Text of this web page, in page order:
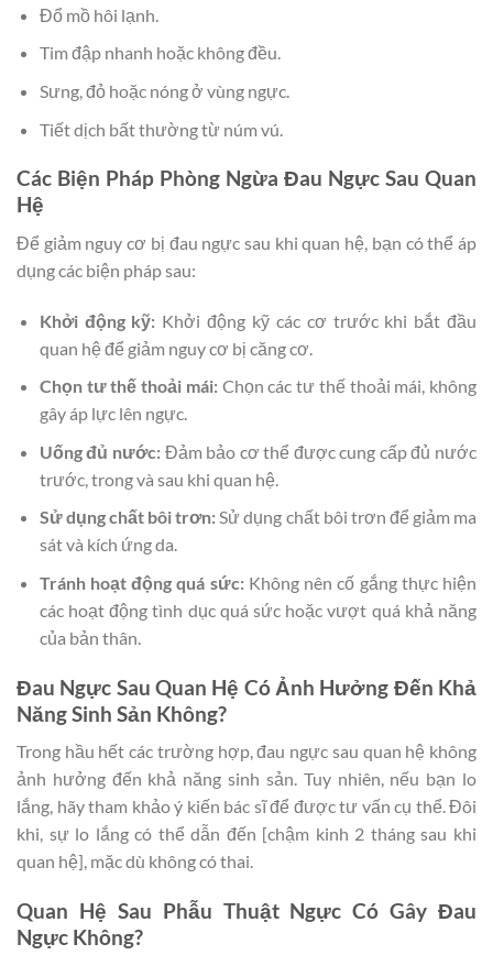
Đổ mồ hôi lạnh.
Tim đập nhanh hoặc không đều.
Sưng, đỏ hoặc nóng ở vùng ngực.
Tiết dịch bất thường từ núm vú.
Các Biện Pháp Phòng Ngừa Đau Ngực Sau Quan
Hệ
Để giảm nguy cơ bị đau ngực sau khi quan hệ, bạn có thể áp
dụng các biện pháp sau:
Khởi động kỹ: Khởi động kỹ các cơ trước khi bắt đầu
quan hệ để giảm nguy cơ bị căng cơ.
Chọn tư thế thoải mái:Chọn các tư thế thoải mái, không
gây áp lực lên ngực.
Uống đủ nước:Đảm bảo cơ thể được cung cấp đủ nước
trước, trong và sau khi quan hệ.
Sử dụng chất bôi trơn:Sử dụng chất bôi trơn để giảm ma
sát và kích ứng da.
Tránh hoạt động quá sức:Không nên cố gắng thực hiện
các hoạt động tình dục quá sức hoặc vượt quá khả năng
của bản thân.
Đau Ngực Sau Quan Hệ Có Ảnh Hưởng Đến Khả
Năng Sinh Sản Không?
Trong hầu hết các trường hợp, đau ngực sau quan hệ không
ảnh hưởng đến khả năng sinh sản. Tuy nhiên, nếu bạn lo
lắng, hãy tham khảo ý kiến bác sĩ để được tư vấn cụ thể. Đôi
khi, sự lo lắng có thể dẫn đến [chậm kinh 2 tháng sau khi
quan hệ], mặc dù không có thai.
Quan Hệ Sau Phẫu Thuật Ngực Có Gây Đau
Ngực Không?